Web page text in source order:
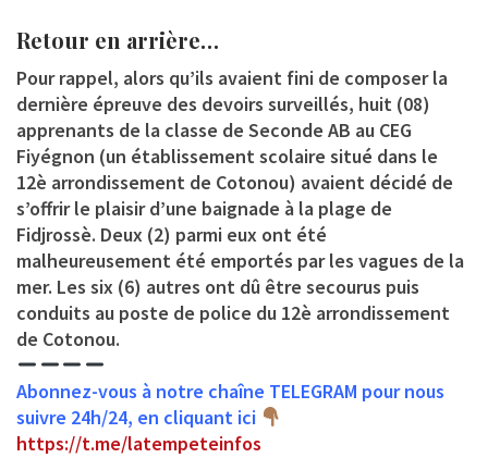
Retour en arrière…
Pour rappel, alors qu’ils avaient fini de composer la
dernière épreuve des devoirs surveillés, huit (08)
apprenants de la classe de Seconde AB au CEG
Fiyégnon (un établissement scolaire situé dans le
12è arrondissement de Cotonou) avaient décidé de
s’offrir le plaisir d’une baignade à la plage de
Fidjrossè. Deux (2) parmi eux ont été
malheureusement été emportés par les vagues de la
mer. Les six (6) autres ont dû être secourus puis
conduits au poste de police du 12è arrondissement
de Cotonou.
Abonnez-vous à notre chaîne TELEGRAM pour nous
suivre 24h/24, en cliquant ici
https://t.me/latempeteinfos